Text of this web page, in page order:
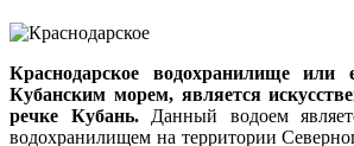
Краснодарское водохранилище
Кубанским морем, является
речке Кубань.Данный водоем
водохранилищем на территории